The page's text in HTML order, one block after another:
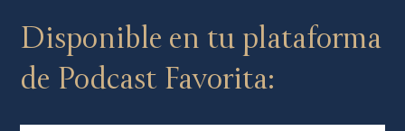
Disponible en tu plataforma
de Podcast Favorita: